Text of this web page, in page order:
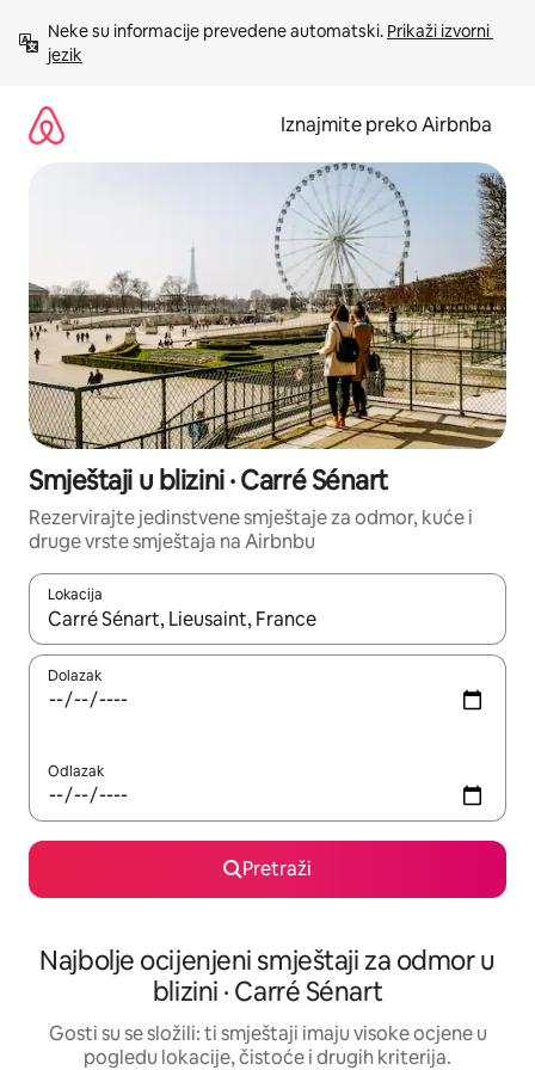
sadržaj
Neke su informacije prevedene automatski. Prikaži izvorni
jezik
Iznajmite preko Airbnba
Smještaji u blizini · Carré Sénart
Rezervirajte jedinstvene smještaje za odmor, kuće i
druge vrste smještaja na Airbnbu
Lokacija
Kada budu dostupni rezultati, moći ćete ih pregledati
Dolazak
Odlazak
Pretraži
Najbolje ocijenjeni smještaji za odmor u
blizini · Carré Sénart
Gosti su se složili: ti smještaji imaju visoke ocjene u
pogledu lokacije, čistoće i drugih kriterija.